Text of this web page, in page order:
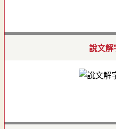
說文解